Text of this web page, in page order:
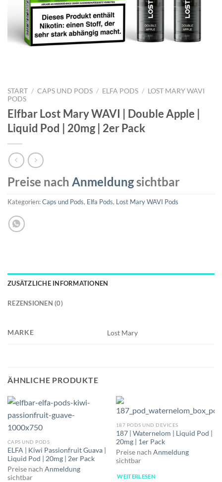
START / CAPS UND PODS / ELFA PODS / LOST MARY WAVI
PODS
Elfbar Lost Mary WAVI | Double Apple |
Liquid Pod | 20mg | 2er Pack
Preise nach Anmeldungsichtbar
Kategorien:Caps und Pods, Elfa Pods, Lost Mary WAVI Pods
ZUSÄTZLICHE INFORMATIONEN
REZENSIONEN (0)
MARKE Lost Mary
ÄHNLICHE PRODUKTE
CAPS UND PODS
ELFA | Kiwi Passionfruit Guava |
Liquid Pod | 20mg | 2er Pack
Preise nach Anmeldung
sichtbar
187 PODS UND DEVICES
187 | Waternelom | Liquid Pod |
20mg | 1er Pack
Preise nach Anmeldung
sichtbar
WEITERLESEN